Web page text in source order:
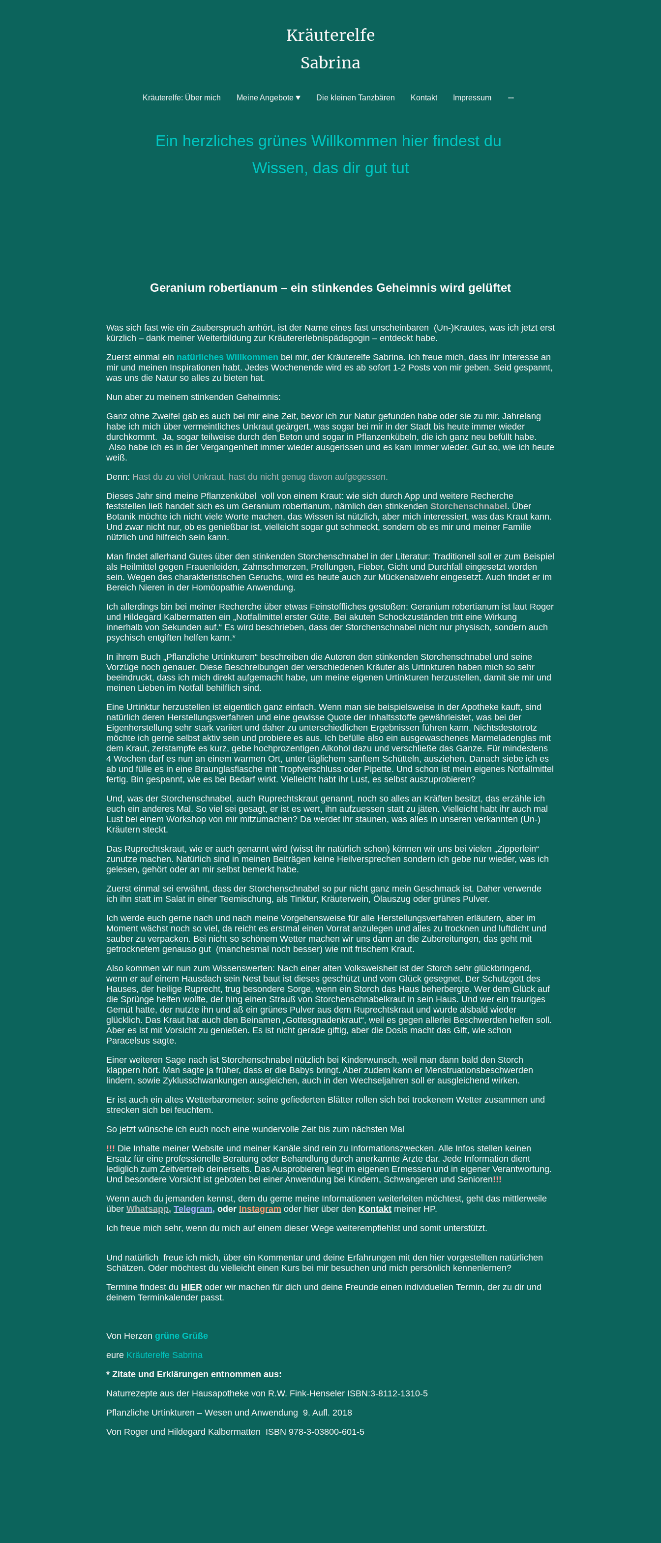
Kräuterelfe
Sabrina
Kräuterelfe: Über mich Meine Angebote Die kleinen Tanzbären Kontakt Impressum
Ein herzliches grünes Willkommen hier findest du
Wissen, das dir gut tut
Geranium robertianum – ein stinkendes Geheimnis wird gelüftet
Was sich fast wie ein Zauberspruch anhört, ist der Name eines fast unscheinbaren (Un-)Krautes, was ich jetzt erst
kürzlich – dank meiner Weiterbildung zur Kräutererlebnispädagogin – entdeckt habe.
Zuerst einmal ein natürliches Willkommen bei mir, der Kräuterelfe Sabrina. Ich freue mich, dass ihr Interesse an
mir und meinen Inspirationen habt. Jedes Wochenende wird es ab sofort 1-2 Posts von mir geben. Seid gespannt,
was uns die Natur so alles zu bieten hat.
Nun aber zu meinem stinkenden Geheimnis:
Ganz ohne Zweifel gab es auch bei mir eine Zeit, bevor ich zur Natur gefunden habe oder sie zu mir. Jahrelang
habe ich mich über vermeintliches Unkraut geärgert, was sogar bei mir in der Stadt bis heute immer wieder
durchkommt. Ja, sogar teilweise durch den Beton und sogar in Pflanzenkübeln, die ich ganz neu befüllt habe.
Also habe ich es in der Vergangenheit immer wieder ausgerissen und es kam immer wieder. Gut so, wie ich heute
weiß.
Denn: Hast du zu viel Unkraut, hast du nicht genug davon aufgegessen.
Dieses Jahr sind meine Pflanzenkübel voll von einem Kraut: wie sich durch App und weitere Recherche
feststellen ließ handelt sich es um Geranium robertianum, nämlich den stinkenden Storchenschnabel . Über
Botanik möchte ich nicht viele Worte machen, das Wissen ist nützlich, aber mich interessiert, was das Kraut kann.
Und zwar nicht nur, ob es genießbar ist, vielleicht sogar gut schmeckt, sondern ob es mir und meiner Familie
nützlich und hilfreich sein kann.
Man findet allerhand Gutes über den stinkenden Storchenschnabel in der Literatur: Traditionell soll er zum Beispiel
als Heilmittel gegen Frauenleiden, Zahnschmerzen, Prellungen, Fieber, Gicht und Durchfall eingesetzt worden
sein. Wegen des charakteristischen Geruchs, wird es heute auch zur Mückenabwehr eingesetzt. Auch findet er im
Bereich Nieren in der Homöopathie Anwendung.
Ich allerdings bin bei meiner Recherche über etwas Feinstoffliches gestoßen: Geranium robertianum ist laut Roger
und Hildegard Kalbermatten ein „Notfallmittel erster Güte. Bei akuten Schockzuständen tritt eine Wirkung
innerhalb von Sekunden auf.“ Es wird beschrieben, dass der Storchenschnabel nicht nur physisch, sondern auch
psychisch entgiften helfen kann.*
In ihrem Buch „Pflanzliche Urtinkturen“ beschreiben die Autoren den stinkenden Storchenschnabel und seine
Vorzüge noch genauer. Diese Beschreibungen der verschiedenen Kräuter als Urtinkturen haben mich so sehr
beeindruckt, dass ich mich direkt aufgemacht habe, um meine eigenen Urtinkturen herzustellen, damit sie mir und
meinen Lieben im Notfall behilflich sind.
Eine Urtinktur herzustellen ist eigentlich ganz einfach. Wenn man sie beispielsweise in der Apotheke kauft, sind
natürlich deren Herstellungsverfahren und eine gewisse Quote der Inhaltsstoffe gewährleistet, was bei der
Eigenherstellung sehr stark variiert und daher zu unterschiedlichen Ergebnissen führen kann. Nichtsdestotrotz
möchte ich gerne selbst aktiv sein und probiere es aus. Ich befülle also ein ausgewaschenes Marmeladenglas mit
dem Kraut, zerstampfe es kurz, gebe hochprozentigen Alkohol dazu und verschließe das Ganze. Für mindestens
4 Wochen darf es nun an einem warmen Ort, unter täglichem sanftem Schütteln, ausziehen. Danach siebe ich es
ab und fülle es in eine Braunglasflasche mit Tropfverschluss oder Pipette. Und schon ist mein eigenes Notfallmittel
fertig. Bin gespannt, wie es bei Bedarf wirkt. Vielleicht habt ihr Lust, es selbst auszuprobieren?
Und, was der Storchenschnabel, auch Ruprechtskraut genannt, noch so alles an Kräften besitzt, das erzähle ich
euch ein anderes Mal. So viel sei gesagt, er ist es wert, ihn aufzuessen statt zu jäten. Vielleicht habt ihr auch mal
Lust bei einem Workshop von mir mitzumachen? Da werdet ihr staunen, was alles in unseren verkannten (Un-)
Kräutern steckt.
Das Ruprechtskraut, wie er auch genannt wird (wisst ihr natürlich schon) können wir uns bei vielen „Zipperlein“
zunutze machen. Natürlich sind in meinen Beiträgen keine Heilversprechen sondern ich gebe nur wieder, was ich
gelesen, gehört oder an mir selbst bemerkt habe.
Zuerst einmal sei erwähnt, dass der Storchenschnabel so pur nicht ganz mein Geschmack ist. Daher verwende
ich ihn statt im Salat in einer Teemischung, als Tinktur, Kräuterwein, Ölauszug oder grünes Pulver.
Ich werde euch gerne nach und nach meine Vorgehensweise für alle Herstellungsverfahren erläutern, aber im
Moment wächst noch so viel, da reicht es erstmal einen Vorrat anzulegen und alles zu trocknen und luftdicht und
sauber zu verpacken. Bei nicht so schönem Wetter machen wir uns dann an die Zubereitungen, das geht mit
getrocknetem genauso gut (manchesmal noch besser) wie mit frischem Kraut.
Also kommen wir nun zum Wissenswerten: Nach einer alten Volksweisheit ist der Storch sehr glückbringend,
wenn er auf einem Hausdach sein Nest baut ist dieses geschützt und vom Glück gesegnet. Der Schutzgott des
Hauses, der heilige Ruprecht, trug besondere Sorge, wenn ein Storch das Haus beherbergte. Wer dem Glück auf
die Sprünge helfen wollte, der hing einen Strauß von Storchenschnabelkraut in sein Haus. Und wer ein trauriges
Gemüt hatte, der nutzte ihn und aß ein grünes Pulver aus dem Ruprechtskraut und wurde alsbald wieder
glücklich. Das Kraut hat auch den Beinamen „Gottesgnadenkraut“, weil es gegen allerlei Beschwerden helfen soll.
Aber es ist mit Vorsicht zu genießen. Es ist nicht gerade giftig, aber die Dosis macht das Gift, wie schon
Paracelsus sagte.
Einer weiteren Sage nach ist Storchenschnabel nützlich bei Kinderwunsch, weil man dann bald den Storch
klappern hört. Man sagte ja früher, dass er die Babys bringt. Aber zudem kann er Menstruationsbeschwerden
lindern, sowie Zyklusschwankungen ausgleichen, auch in den Wechseljahren soll er ausgleichend wirken.
Er ist auch ein altes Wetterbarometer: seine gefiederten Blätter rollen sich bei trockenem Wetter zusammen und
strecken sich bei feuchtem.
So jetzt wünsche ich euch noch eine wundervolle Zeit bis zum nächsten Mal
!!! Die Inhalte meiner Website und meiner Kanäle sind rein zu Informationszwecken. Alle Infos stellen keinen
Ersatz für eine professionelle Beratung oder Behandlung durch anerkannte Ärzte dar. Jede Information dient
lediglich zum Zeitvertreib deinerseits. Das Ausprobieren liegt im eigenen Ermessen und in eigener Verantwortung.
Und besondere Vorsicht ist geboten bei einer Anwendung bei Kindern, Schwangeren und Senioren!!!
Wenn auch du jemanden kennst, dem du gerne meine Informationen weiterleiten möchtest, geht das mittlerweile
über Whatsapp, Telegram, oder Instagram oder hier über den Kontakt meiner HP.
Ich freue mich sehr, wenn du mich auf einem dieser Wege weiterempfiehlst und somit unterstützt.
Und natürlich freue ich mich, über ein Kommentar und deine Erfahrungen mit den hier vorgestellten natürlichen
Schätzen. Oder möchtest du vielleicht einen Kurs bei mir besuchen und mich persönlich kennenlernen?
Termine findest du HIER oder wir machen für dich und deine Freunde einen individuellen Termin, der zu dir und
deinem Terminkalender passt.
Von Herzen grüne Grüße
eure Kräuterelfe Sabrina
* Zitate und Erklärungen entnommen aus:
Naturrezepte aus der Hausapotheke von R.W. Fink-Henseler ISBN:3-8112-1310-5
Pflanzliche Urtinkturen – Wesen und Anwendung 9. Aufl. 2018
Von Roger und Hildegard Kalbermatten ISBN 978-3-03800-601-5